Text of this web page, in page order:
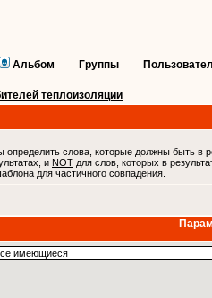
Альбом Группы
теплоизоляции
определить слова, которые должны быть в
и NOT для слов, которых в
для частичного совпадения.